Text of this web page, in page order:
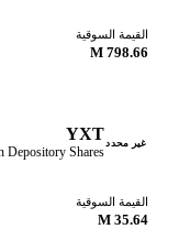
القيمة السوقية
798.66 M
غير محدد YXT
القيمة السوقية
35.64 M